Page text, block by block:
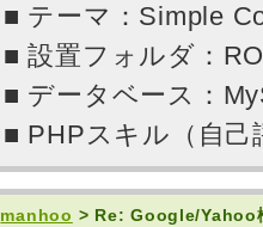
■ テーマ：Simple
■ 設置フォルダ：
■ データベース：
■ PHPスキル（自己
manhoo > Re: Google/Yahoo